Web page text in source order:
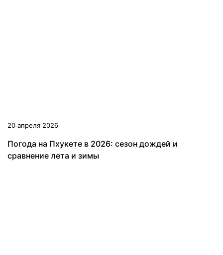
20 апреля 2026
Погода на Пхукете в 2026: сезон дождей и
сравнение лета и зимы